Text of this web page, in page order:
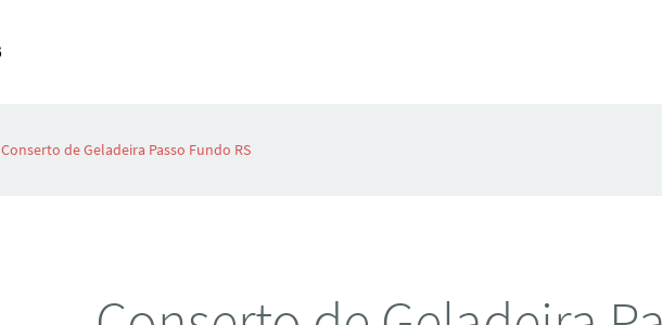
Conserto de Geladeira Passo Fundo RS